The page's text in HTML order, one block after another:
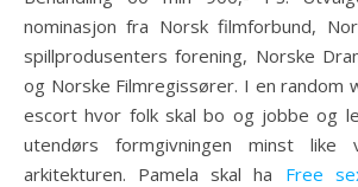
nominasjon fra Norsk filmforbund,
spillprodusenters forening, Norske
og Norske Filmregissører. I en random
escort hvor folk skal bo og jobbe og
utendørs formgivningen minst like
arkitekturen. Pamela skal ha Free